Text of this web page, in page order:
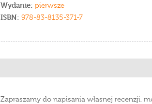
Wydanie: pierwsze
ISBN: 978-83-8135-371-7
Zapraszamy do napisania własnej recenzji,